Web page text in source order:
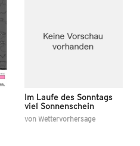
Im Laufe des Sonntags
viel Sonnenschein
von Wettervorhersage